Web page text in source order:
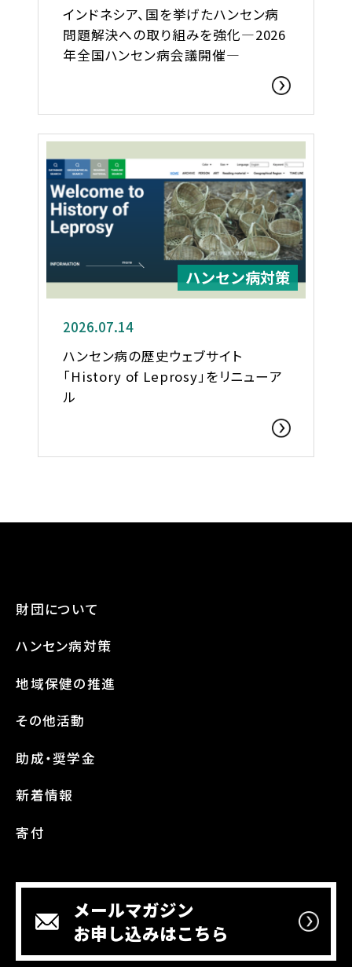
インドネシア、国を挙げたハンセン病
問題解決への取り組みを強化―2026
年全国ハンセン病会議開催―
ハンセン病対策
2026.07.14
ハンセン病の歴史ウェブサイト
「History of Leprosy」をリニューア
ル
財団について
ハンセン病対策
地域保健の推進
その他活動
助成・奨学金
新着情報
寄付
メールマガジン
お申し込みはこちら